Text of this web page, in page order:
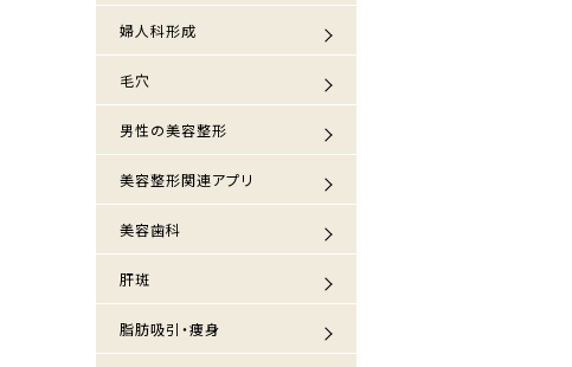
婦人科形成
毛穴
男性の美容整形
美容整形関連アプリ
美容歯科
肝斑
脂肪吸引・痩身